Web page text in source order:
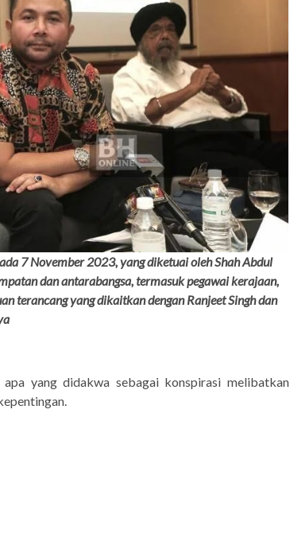
7 November 2023, yang diketuai oleh Shah Abdul
dan antarabangsa, termasuk pegawai kerajaan,
terancang yang dikaitkan dengan Ranjeet Singh dan
yang didakwa sebagai konspirasi melibatkan